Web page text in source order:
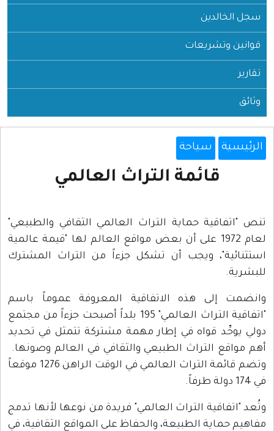
سجل الخالدين
قوانين وتشريعات
تقارير
وثائق
الرئيسية سياحة
قائمة التراث العالمي
تنص "اتفاقية حماية التراث العالمي الثقافي والطبيعي"
لعام 1972 على أن بعض مواقع العالم لها "قيمة عالمية
استثنائية"، ويجب أن تشكل جزءاً من التراث المشترك
للبشرية.
وانضمت إلى هذه الاتفاقية المعروفة عموماً باسم
"اتفاقية التراث العالمي" 195 بلداً أصبحت جزءاً من مجتمع
دولي يوحِّد قواه في إطار مهمة مشتركة تتمثل في تحديد
أهم مواقع التراث الطبيعي والثقافي في العالم وصونها.
وتضم قائمة التراث العالمي في الوقت الراهن 1276 موقعاً
في 174 دولة طرفاً.
وتُعد "اتفاقية التراث العالمي" فريدة من نوعها لأنها تدمج
مفاهيم حماية الطبيعة، والحفاظ على المواقع الثقافية، في